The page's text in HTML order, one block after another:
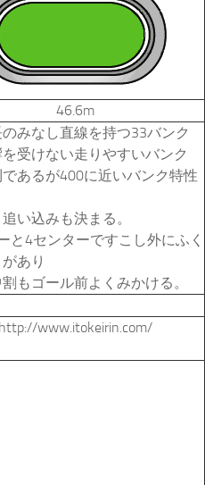
46.6m
みなし直線を持つ33バンク
受けない走りやすいバンク
あるが400に近いバンク特性
い込みも決まる。
と4センターですこし外にふく
あり
もゴール前よくみかける。
http://www.itokeirin.com/